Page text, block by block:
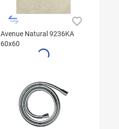
Avenue Natural 9236KA
60x60